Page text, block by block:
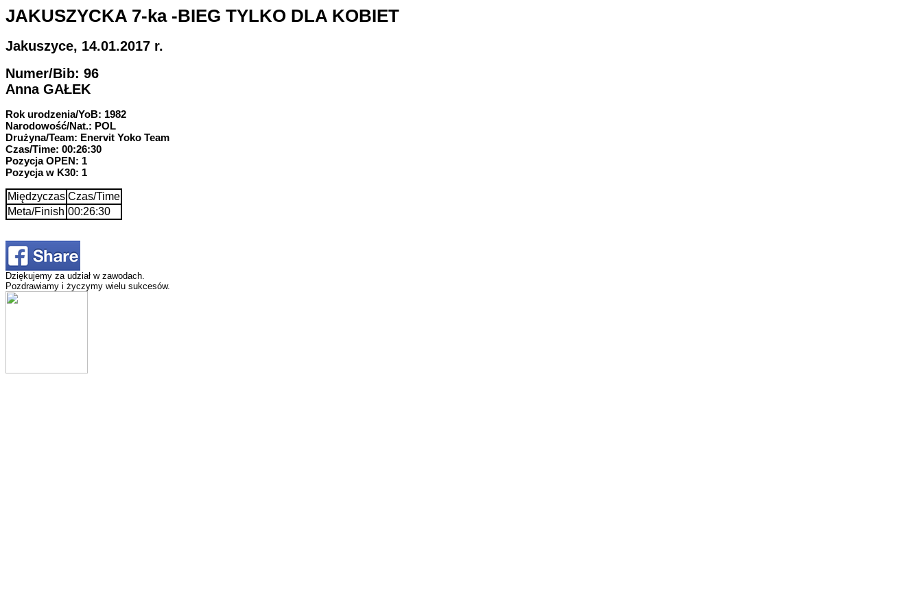
JAKUSZYCKA 7-ka -BIEG TYLKO DLA KOBIET
Jakuszyce, 14.01.2017 r.
Numer/Bib: 96
Anna GAŁEK
Rok urodzenia/YoB: 1982
Narodowość/Nat.: POL
Drużyna/Team: Enervit Yoko Team
Czas/Time: 00:26:30
Pozycja OPEN: 1
Pozycja w K30: 1
Międzyczas Czas/Time
Meta/Finish 00:26:30
Dziękujemy za udział w zawodach.
Pozdrawiamy i życzymy wielu sukcesów.